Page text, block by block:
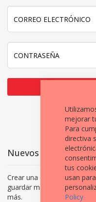
¿Has
Nuevos clientes
Crear una cuenta tiene
guardar más de una
más.
mejorar
Para
directiva
tus
usan
Policy